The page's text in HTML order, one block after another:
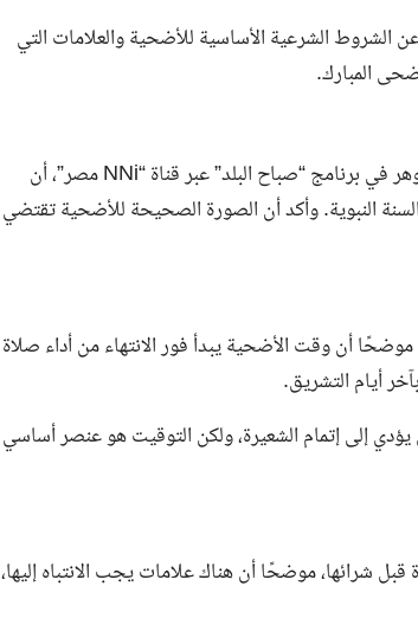
الشروط الشرعية الأساسية للأضحية والعلامات التي
المبارك.
وأوضح الدكتور أحمد المشد، خلال مداخلة هاتفية مع الإعلامي محمد جوهر في برنامج “صباح البلد” عبر قناة “NNi مصر”، أن
النبوية. وأكد أن الصورة الصحيحة للأضحية تقتضي
أن وقت الأضحية يبدأ فور الانتهاء من أداء صلاة
أيام التشريق.
إلى إتمام الشعيرة، ولكن التوقيت هو عنصر أساسي
شرائها، موضحًا أن هناك علامات يجب الانتباه إليها،